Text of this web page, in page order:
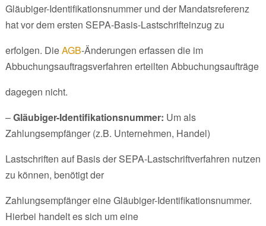
Gläubiger-Identifikationsnummer und der Mandatsreferenz
hat vor dem ersten SEPA-Basis-Lastschrifteinzug zu
erfolgen. DieAGB-Änderungen erfassen die im
Abbuchungsauftragsverfahren erteilten Abbuchungsaufträge
dagegen nicht.
–Gläubiger-Identifikationsnummer: Um als
Zahlungsempfänger (z.B. Unternehmen, Handel)
Lastschriften auf Basis der SEPA-Lastschriftverfahren nutzen
zu können, benötigt der
Zahlungsempfänger eine Gläubiger-Identifikationsnummer.
Hierbei handelt es sich um eine